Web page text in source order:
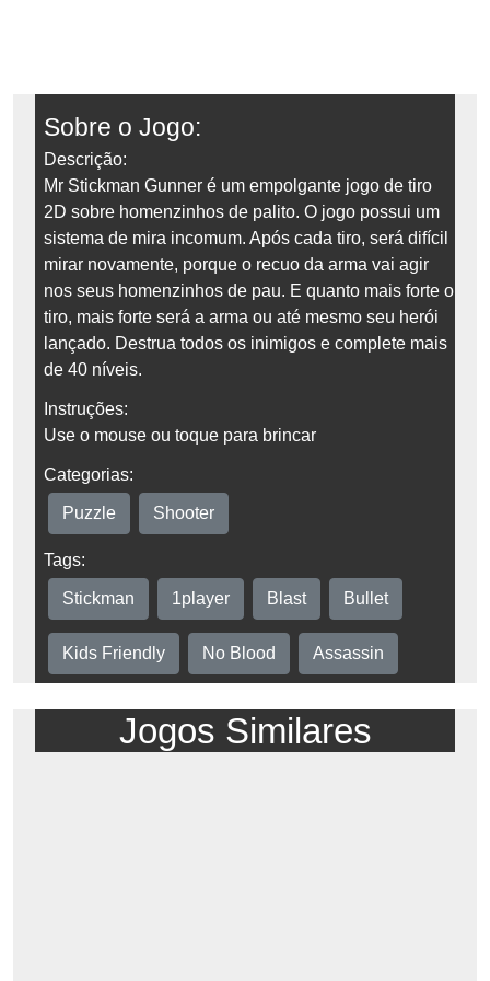
Sobre o Jogo:
Descrição:
Mr Stickman Gunner é um empolgante jogo de tiro
2D sobre homenzinhos de palito. O jogo possui um
sistema de mira incomum. Após cada tiro, será difícil
mirar novamente, porque o recuo da arma vai agir
nos seus homenzinhos de pau. E quanto mais forte o
tiro, mais forte será a arma ou até mesmo seu herói
lançado. Destrua todos os inimigos e complete mais
de 40 níveis.
Instruções:
Use o mouse ou toque para brincar
Categorias:
Puzzle Shooter
Tags:
Stickman 1player Blast Bullet
Kids Friendly No Blood Assassin
Jogos Similares